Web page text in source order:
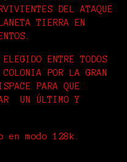
DEL ATAQUE
TIERRA EN
ENTRE TODOS
POR LA GRAN
PARA QUE
UN ÚLTIMO Y
modo 128k.